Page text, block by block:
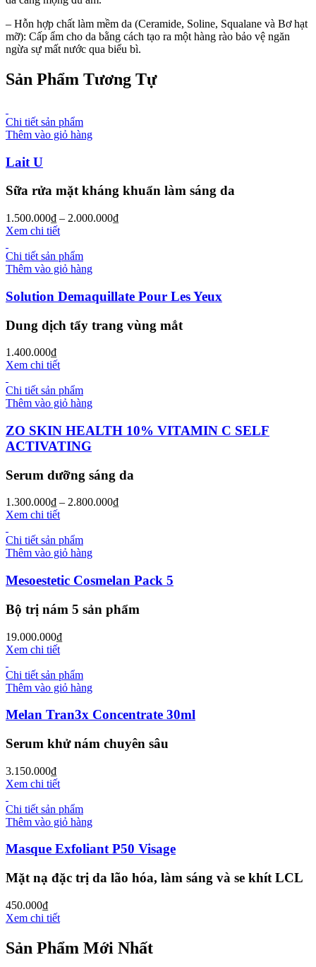
– Hỗn hợp chất làm mềm da (Ceramide, Soline, Squalane và Bơ hạt
mỡ): Cấp ẩm cho da bằng cách tạo ra một hàng rào bảo vệ ngăn
ngừa sự mất nước qua biểu bì.
Sản Phẩm Tương Tự
Chi tiết sản phẩm
Thêm vào giỏ hàng
Lait U
Sữa rửa mặt kháng khuẩn làm sáng da
1.500.000₫ – 2.000.000₫
Xem chi tiết
Chi tiết sản phẩm
Thêm vào giỏ hàng
Solution Demaquillate Pour Les Yeux
Dung dịch tẩy trang vùng mắt
1.400.000₫
Xem chi tiết
Chi tiết sản phẩm
Thêm vào giỏ hàng
ZO SKIN HEALTH 10% VITAMIN C SELF
ACTIVATING
Serum dưỡng sáng da
1.300.000₫ – 2.800.000₫
Xem chi tiết
Chi tiết sản phẩm
Thêm vào giỏ hàng
Mesoestetic Cosmelan Pack 5
Bộ trị nám 5 sản phẩm
19.000.000₫
Xem chi tiết
Chi tiết sản phẩm
Thêm vào giỏ hàng
Melan Tran3x Concentrate 30ml
Serum khử nám chuyên sâu
3.150.000₫
Xem chi tiết
Chi tiết sản phẩm
Thêm vào giỏ hàng
Masque Exfoliant P50 Visage
Mặt nạ đặc trị da lão hóa, làm sáng và se khít LCL
450.000₫
Xem chi tiết
Sản Phẩm Mới Nhất